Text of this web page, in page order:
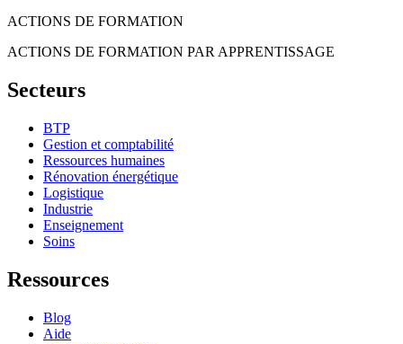
ACTIONS DE FORMATION
ACTIONS DE FORMATION PAR APPRENTISSAGE
Secteurs
BTP
Gestion et comptabilité
Ressources humaines
Rénovation énergétique
Logistique
Industrie
Enseignement
Soins
Ressources
Blog
Aide